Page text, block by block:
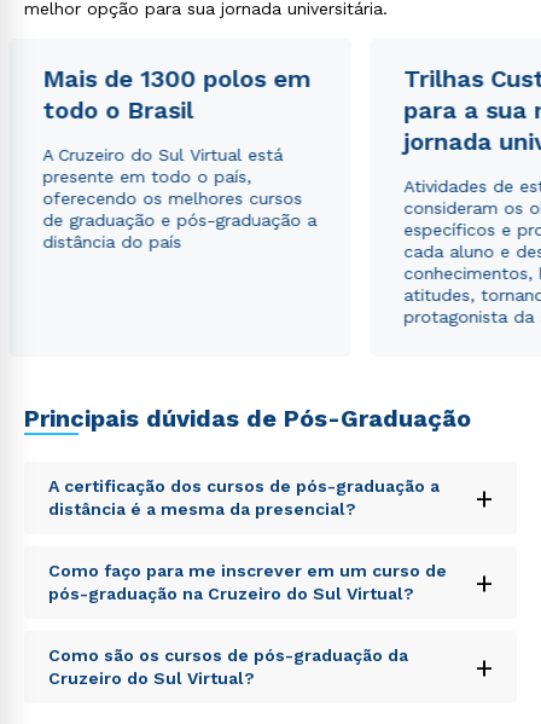
melhor opção para sua jornada universitária.
Mais de 1300 polos em
todo o Brasil
A Cruzeiro do Sul Virtual está
presente em todo o país,
oferecendo os melhores cursos
de graduação e pós-graduação a
distância do país
Trilhas
para a sua
jornada
Atividades de
consideram os
específicos e
cada aluno e
conhecimentos,
atitudes,
protagonista da
Principais dúvidas de Pós-Graduação
A certificação dos cursos de pós-graduação a
distância é a mesma da presencial?
+
Sed ut perspiciatis unde omnis iste natus error sit
voluptatem accusantium doloremque laudantium,
totam rem aperiam, eaque ipsa quae ab illo inventore
explicabo. Nemo enim ipsam voluptatem quia
voluptas sit aspernatur aut odit aut fugit, sed quia
Como faço para me inscrever em um curso de
pós-graduação na Cruzeiro do Sul Virtual?
+
Sed ut perspiciatis unde omnis iste natus error sit
voluptatem accusantium doloremque laudantium,
Como são os cursos de pós-graduação da
Cruzeiro do Sul Virtual?
+
Estou de acordo com aPolítica de Privacidade.
autorizo que meus dados sejam utilizados para o
envio de conteúdos da Cruzeiro do Sul.